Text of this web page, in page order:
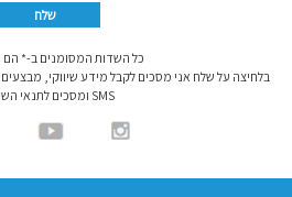
כל השדות המסומנים ב-* הם
בלחיצה על שלח אני מסכים לקבל מידע שיווקי,
SMS ומסכים לתנאי השימוש